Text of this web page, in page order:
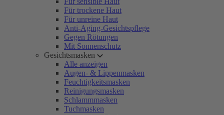
Für trockene Haut
Für unreine Haut
Anti-Aging-Gesichtspflege
Gegen Rötungen
Mit Sonnenschutz
Gesichtsmasken
Alle anzeigen
Augen- & Lippenmasken
Feuchtigkeitsmasken
Reinigungsmasken
Schlammmasken
Tuchmasken